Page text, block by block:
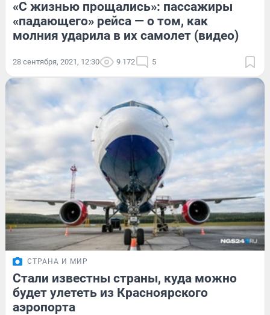
«C жизнью прощались»: пассажиры
«падающего» рейса — о том, как
молния ударила в их самолет (видео)
28 сентября, 2021, 12:30 9 172 5
СТРАНА И МИР
Стали известны страны, куда можно
будет улететь из Красноярского
аэропорта